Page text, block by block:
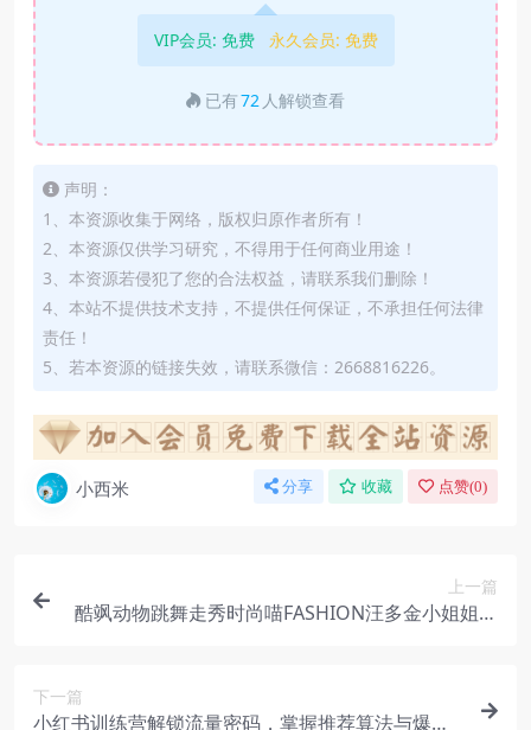
VIP会员: 免费 永久会员: 免费
已有72 人解锁查看
声明：
1、本资源收集于网络，版权归原作者所有！
2、本资源仅供学习研究，不得用于任何商业用途！
3、本资源若侵犯了您的合法权益，请联系我们删除！
4、本站不提供技术支持，不提供任何保证，不承担任何法律
责任！
5、若本资源的链接失效，请联系微信：2668816226。
小西米 分享 收藏 点赞(0)
上一篇
酷飒动物跳舞走秀时尚喵FASHION汪多金小姐姐最
下一篇
小红书训练营解锁流量密码，掌握推荐算法与爆文